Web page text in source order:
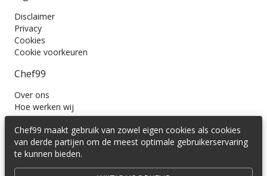
Disclaimer
Privacy
Cookies
Cookie voorkeuren
Chef99
Over ons
Hoe werken wij
Contact
Wil je ons volgen?
Chef99 maakt gebruik van zowel eigen cookies als cookies
van derde partijen om de meest optimale gebruikerservaring
te kunnen bieden.